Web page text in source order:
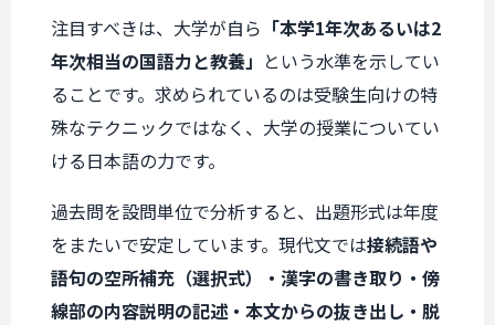
注目すべきは、大学が自ら 「本学1年次あるいは2
年次相当の国語力と教養」 という水準を示してい
ることです。求められているのは受験生向けの特
殊なテクニックではなく、大学の授業についてい
ける日本語の力です。
過去問を設問単位で分析すると、出題形式は年度
をまたいで安定しています。現代文では接続語や
語句の空所補充（選択式）・漢字の書き取り・傍
線部の内容説明の記述・本文からの抜き出し・脱